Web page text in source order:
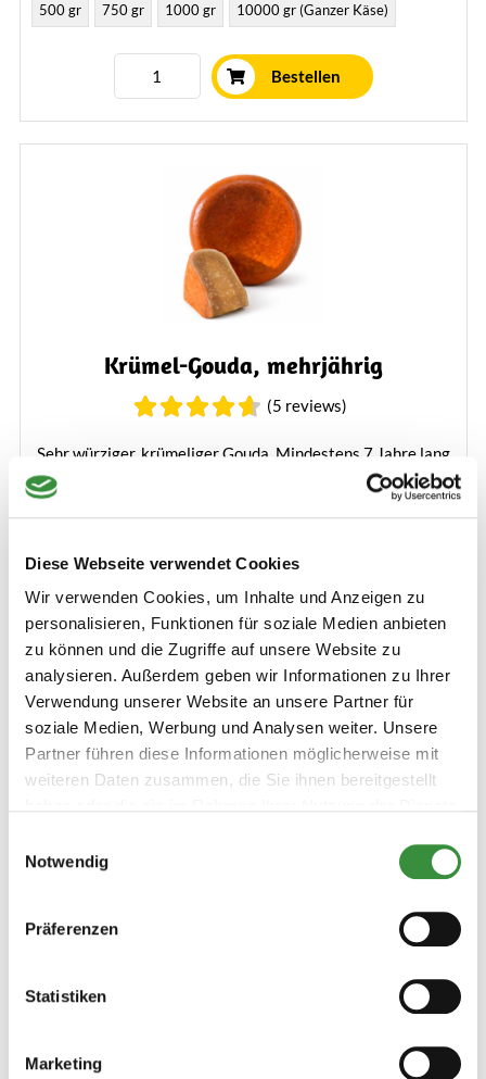
Diese Webseite verwendet Cookies
Wir verwenden Cookies, um Inhalte und Anzeigen zu
personalisieren, Funktionen für soziale Medien anbieten
zu können und die Zugriffe auf unsere Website zu
analysieren. Außerdem geben wir Informationen zu Ihrer
Verwendung unserer Website an unsere Partner für
soziale Medien, Werbung und Analysen weiter. Unsere
Partner führen diese Informationen möglicherweise mit
weiteren Daten zusammen, die Sie ihnen bereitgestellt
Notwendig
Präferenzen
Statistiken
Marketing
500 gr 750 gr 1000 gr 10000 gr (Ganzer Käse)
Bestellen
Krümel-Gouda, mehrjährig
(5 reviews)
Sehr würziger, krümeliger Gouda. Mindestens 7 Jahre lang
in unserem eigenen traditionellen Reifehaus gereift.
7,99 €
750 gr
Bestellen
Käse von etwa 1,5 kg, der auch außerhalb der